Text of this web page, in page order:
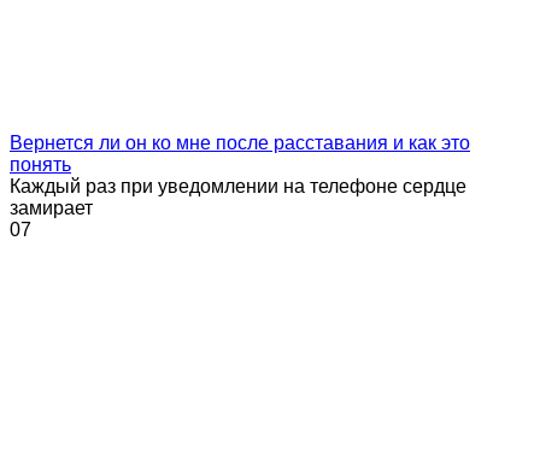
Вернется ли он ко мне после расставания и как это
понять
Каждый раз при уведомлении на телефоне сердце
замирает
07